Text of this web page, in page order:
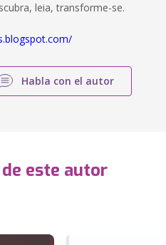
leia, transforme-se.
Habla con el autor
este autor